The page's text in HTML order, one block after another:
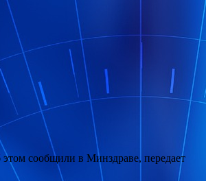
сообщили в Минздраве, передает